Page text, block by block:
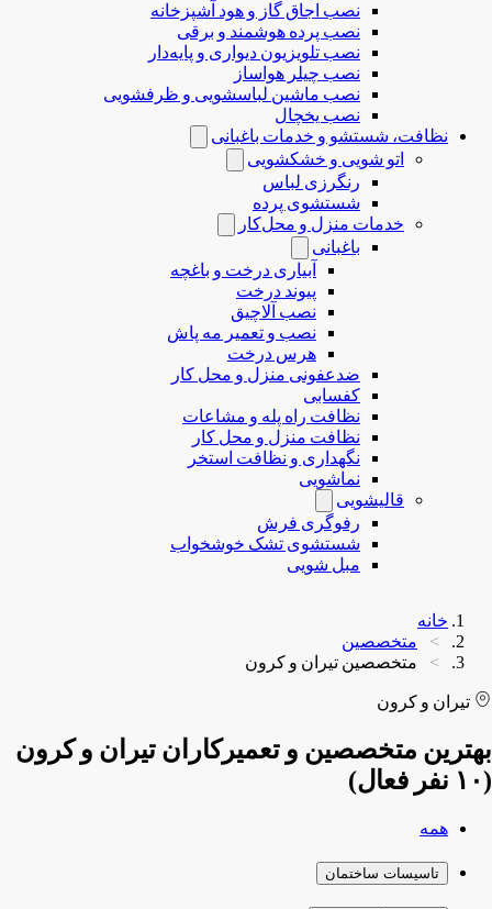
نصب اجاق گاز و هود آشپزخانه
نصب پرده هوشمند و برقی
نصب تلویزیون دیواری و پایه‌دار
نصب چیلر هواساز
نصب ماشین لباسشویی و ظرفشویی
نصب یخچال
نظافت، شستشو و خدمات باغبانی
اتو شویی و خشکشویی
رنگرزی لباس
شستشوی پرده
خدمات منزل و محل‌کار
باغبانی
آبیاری درخت و باغچه
پیوند درخت
نصب آلاچیق
نصب و تعمیر مه پاش
هرس درخت
ضدعفونی منزل و محل کار
کفسابی
نظافت راه پله و مشاعات
نظافت منزل و محل کار
نگهداری و نظافت استخر
نماشویی
قالیشویی
رفوگری فرش
شستشوی تشک خوشخواب
مبل شویی
خانه
متخصصین
متخصصین تیران و کرون
تیران و کرون
بهترین متخصصین و تعمیرکاران تیران و کرون
(۱۰ نفر فعال)
همه
تاسیسات ساختمان